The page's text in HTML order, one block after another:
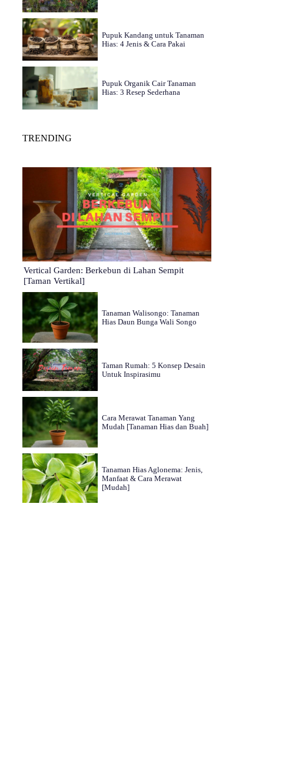
Pupuk Kandang untuk Tanaman
Hias: 4 Jenis & Cara Pakai
Pupuk Organik Cair Tanaman
Hias: 3 Resep Sederhana
TRENDING
Vertical Garden: Berkebun di Lahan Sempit
[Taman Vertikal]
Tanaman Walisongo: Tanaman
Hias Daun Bunga Wali Songo
Taman Rumah: 5 Konsep Desain
Untuk Inspirasimu
Cara Merawat Tanaman Yang
Mudah [Tanaman Hias dan Buah]
Tanaman Hias Aglonema: Jenis,
Manfaat & Cara Merawat
[Mudah]